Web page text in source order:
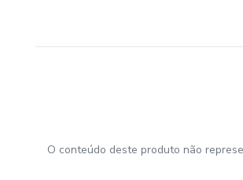
O conteúdo deste produto não